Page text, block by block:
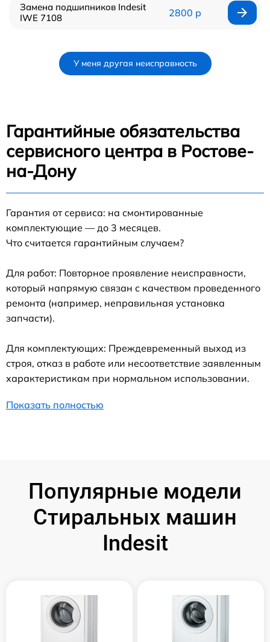
Замена подшипников Indesit
IWE 7108
2800 р
У меня другая неисправность
Гарантийные обязательства
сервисного центра в Ростове-
на-Дону
Гарантия от сервиса: на смонтированные
комплектующие — до 3 месяцев.
Что считается гарантийным случаем?
Для работ: Повторное проявление неисправности,
который напрямую связан с качеством проведенного
ремонта (например, неправильная установка
запчасти).
Для комплектующих: Преждевременный выход из
строя, отказ в работе или несоответствие заявленным
характеристикам при нормальном использовании.
Показать полностью
Популярные модели
Стиральных машин
Indesit